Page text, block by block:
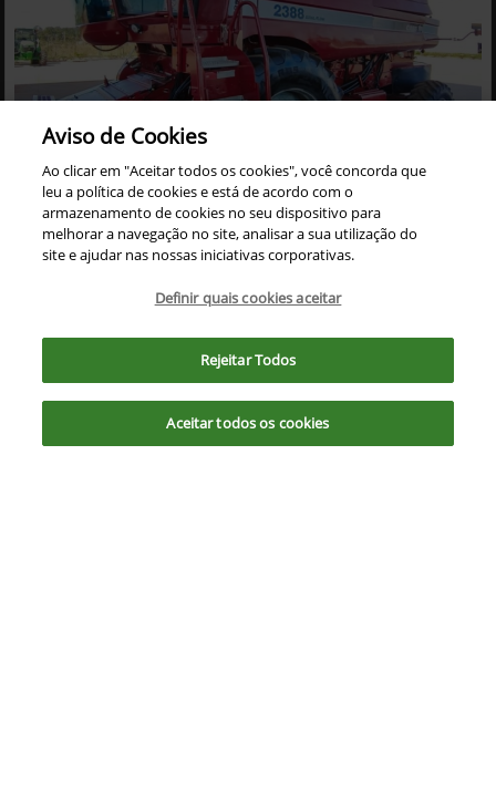
Co
mp
arti
lhe
CASE
COLHEITADEIRA CASE 2388 ANO 2005 ACOMPANHA
PLATAFORMA DE CORTE 30 PES CARACOL
Cristalina - Goiás
Ver Mais 17 lojas
R$ 390.000,00
0 km 2005/2005
Mais informações
. Ao seguir com a navegação e visita você
concorda com nossas políticas.
Aviso de Cookies
Ao clicar em "Aceitar todos os cookies", você concorda que
leu a política de cookies e está de acordo com o
armazenamento de cookies no seu dispositivo para
melhorar a navegação no site, analisar a sua utilização do
site e ajudar nas nossas iniciativas corporativas.
Definir quais cookies aceitar
Rejeitar Todos
Aceitar todos os cookies